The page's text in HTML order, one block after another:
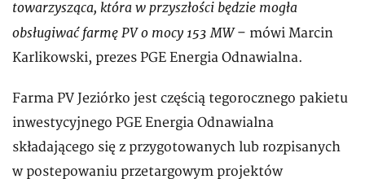
towarzysząca, która w przyszłości będzie mogła
obsługiwać farmę PV o mocy 153 MW– mówi Marcin
Karlikowski, prezes PGE Energia Odnawialna.
Farma PV Jeziórko jest częścią tegorocznego pakietu
inwestycyjnego PGE Energia Odnawialna
składającego się z przygotowanych lub rozpisanych
w postepowaniu przetargowym projektów